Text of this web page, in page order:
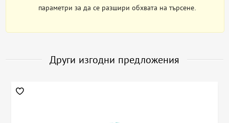
параметри за да се разшири обхвата на търсене.
Други изгодни предложения